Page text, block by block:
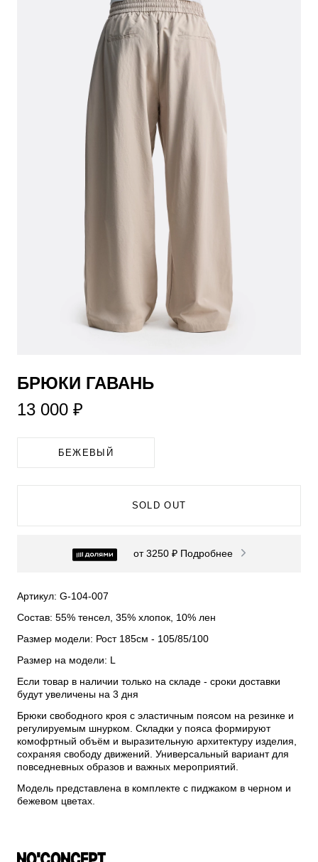
БРЮКИ ГАВАНЬ
13 000 ₽
БЕЖЕВЫЙ
SOLD OUT
от 3250 ₽ Подробнее
Артикул: G-104-007
Состав: 55% тенсел, 35% хлопок, 10% лен
Размер модели: Рост 185см - 105/85/100
Размер на модели: L
Если товар в наличии только на складе - сроки доставки
будут увеличены на 3 дня
Брюки свободного кроя с эластичным поясом на резинке и
регулируемым шнурком. Складки у пояса формируют
комофртный объём и выразительную архитектуру изделия,
сохраняя свободу движений. Универсальный вариант для
повседневных образов и важных мероприятий.
Модель представлена в комплекте с пиджаком в черном и
бежевом цветах.